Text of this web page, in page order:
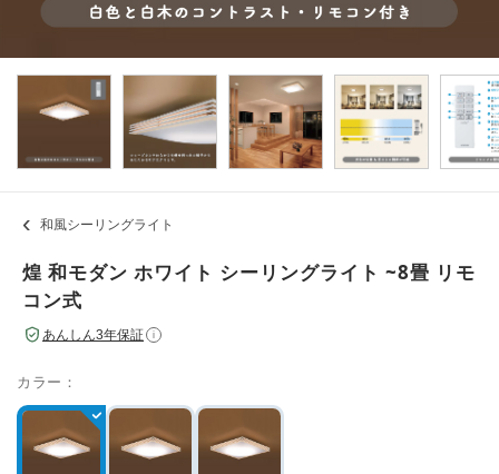
和風シーリングライト
煌 和モダン ホワイト シーリングライト ~8畳 リモ
コン式
あんしん3年保証 i
カラー：